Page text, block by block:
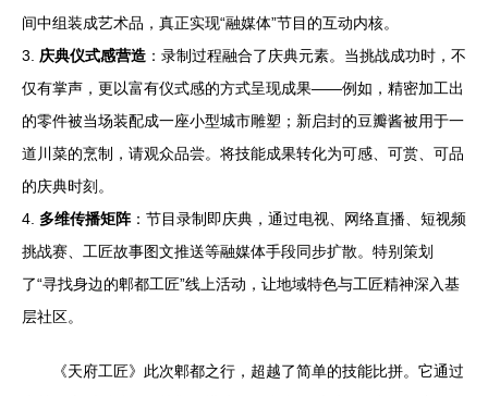
间中组装成艺术品，真正实现“融媒体”节目的互动内核。
3. 庆典仪式感营造 ：录制过程融合了庆典元素。当挑战成功时，不
仅有掌声，更以富有仪式感的方式呈现成果——例如，精密加工出
的零件被当场装配成一座小型城市雕塑；新启封的豆瓣酱被用于一
道川菜的烹制，请观众品尝。将技能成果转化为可感、可赏、可品
的庆典时刻。
4. 多维传播矩阵 ：节目录制即庆典，通过电视、网络直播、短视频
挑战赛、工匠故事图文推送等融媒体手段同步扩散。特别策划
了“寻找身边的郫都工匠”线上活动，让地域特色与工匠精神深入基
层社区。
《天府工匠》此次郫都之行，超越了简单的技能比拼。它通过